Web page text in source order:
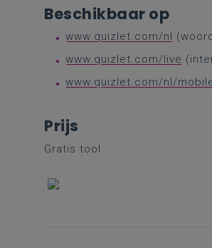
Beschikbaar op
www.quizlet.com/nl
www.quizlet.com/live
www.quizlet.com/nl/
Prijs
Gratis tool